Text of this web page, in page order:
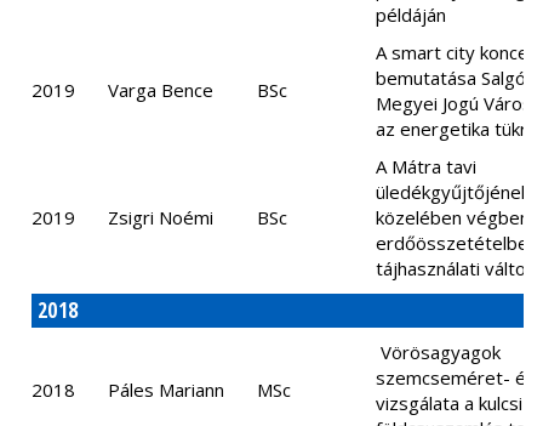
példáján
2019 Varga Bence BSc
A smart city
bemutatása
Megyei Jogú Város
az energetika
2019 Zsigri Noémi BSc
A Mátra tavi
üledékgyűjtőjének
közelében
erdőösszetételbeli
tájhasználati
2018
2018 Páles Mariann MSc
Vörösagyagok
szemcseméret- és
vizsgálata a kulcsi